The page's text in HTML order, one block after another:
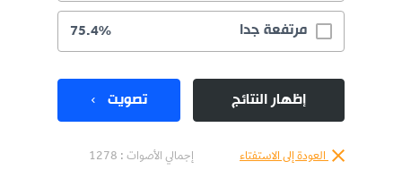
مرتفعة جدا 75.4%
إظهار النتائج تصويت
العودة إلى الاستفتاء إجمالي الأصوات : 1278